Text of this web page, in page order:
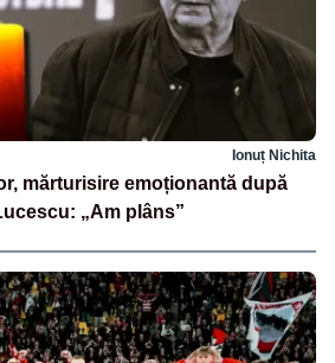
Ionuț Nichita
mărturisire emoționantă după
„Am plâns”